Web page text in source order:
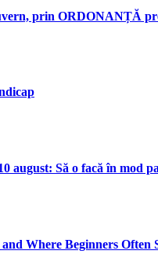
prin ORDONANȚĂ
Să o facă în mod
Where Beginners Often